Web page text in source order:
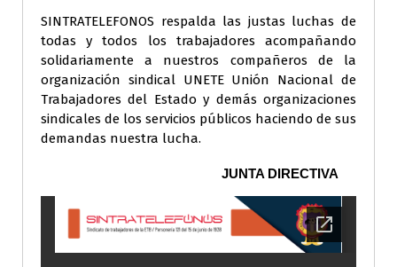
SINTRATELEFONOS respalda las justas luchas de
todas y todos los trabajadores acompañando
solidariamente a nuestros compañeros de la
organización sindical UNETE Unión Nacional de
Trabajadores del Estado y demás organizaciones
sindicales de los servicios públicos haciendo de sus
demandas nuestra lucha.
JUNTA DIRECTIVA